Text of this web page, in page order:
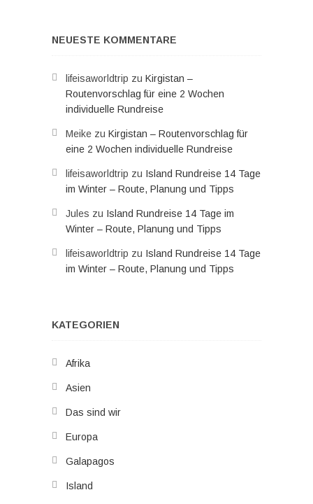
NEUESTE KOMMENTARE
lifeisaworldtrip zu Kirgistan –
Routenvorschlag für eine 2 Wochen
individuelle Rundreise
Meike zu Kirgistan – Routenvorschlag für
eine 2 Wochen individuelle Rundreise
lifeisaworldtrip zu Island Rundreise 14 Tage
im Winter – Route, Planung und Tipps
Jules zu Island Rundreise 14 Tage im
Winter – Route, Planung und Tipps
lifeisaworldtrip zu Island Rundreise 14 Tage
im Winter – Route, Planung und Tipps
KATEGORIEN
Afrika
Asien
Das sind wir
Europa
Galapagos
Island